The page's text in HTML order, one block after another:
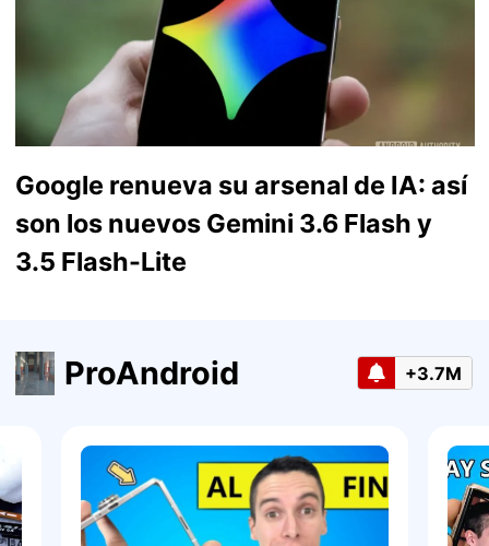
Google renueva su arsenal de IA: así
son los nuevos Gemini 3.6 Flash y
3.5 Flash-Lite
ProAndroid +3.7M